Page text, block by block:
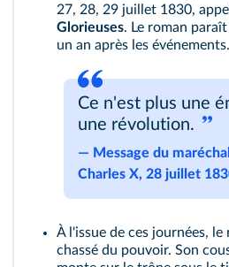
27, 28, 29 juillet 1830,
Glorieuses. Le roman
un an après les événements.
Ce n'est plus une
une révolution.
― Message du
Charles X, 28 juillet
À l'issue de ces journées, le
chassé du pouvoir. Son